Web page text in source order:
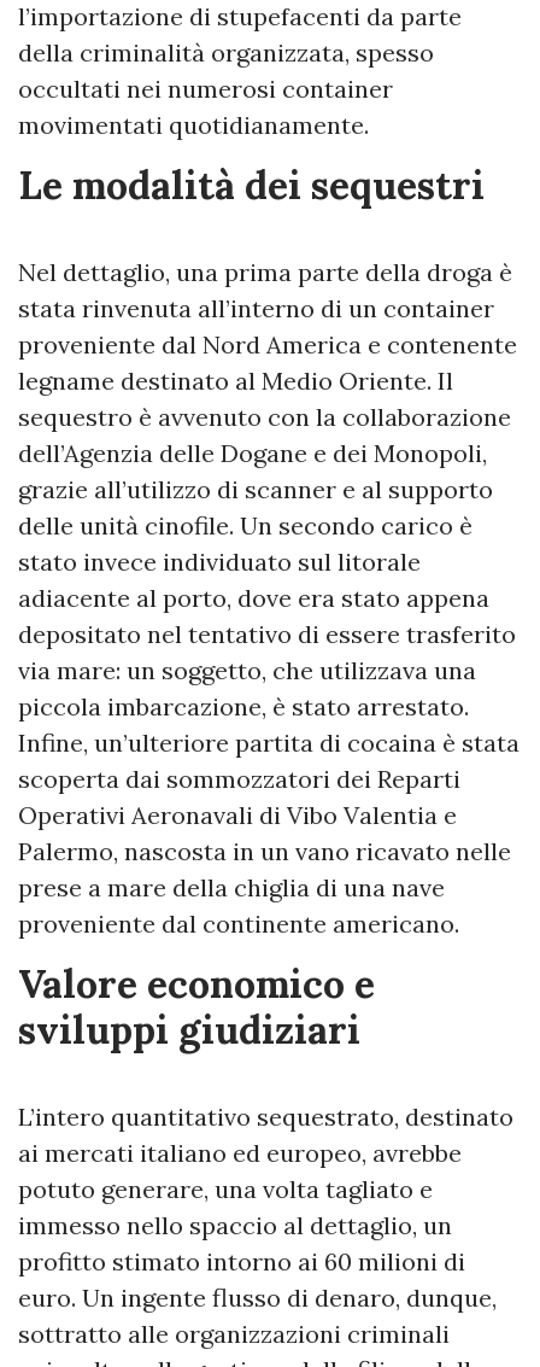
l’importazione di stupefacenti da parte
della criminalità organizzata, spesso
occultati nei numerosi container
movimentati quotidianamente.
Le modalità dei sequestri
Nel dettaglio, una prima parte della droga è
stata rinvenuta all’interno di un container
proveniente dal Nord America e contenente
legname destinato al Medio Oriente. Il
sequestro è avvenuto con la collaborazione
dell’Agenzia delle Dogane e dei Monopoli,
grazie all’utilizzo di scanner e al supporto
delle unità cinofile. Un secondo carico è
stato invece individuato sul litorale
adiacente al porto, dove era stato appena
depositato nel tentativo di essere trasferito
via mare: un soggetto, che utilizzava una
piccola imbarcazione, è stato arrestato.
Infine, un’ulteriore partita di cocaina è stata
scoperta dai sommozzatori dei Reparti
Operativi Aeronavali di Vibo Valentia e
Palermo, nascosta in un vano ricavato nelle
prese a mare della chiglia di una nave
proveniente dal continente americano.
Valore economico e
sviluppi giudiziari
L’intero quantitativo sequestrato, destinato
ai mercati italiano ed europeo, avrebbe
potuto generare, una volta tagliato e
immesso nello spaccio al dettaglio, un
profitto stimato intorno ai 60 milioni di
euro. Un ingente flusso di denaro, dunque,
sottratto alle organizzazioni criminali